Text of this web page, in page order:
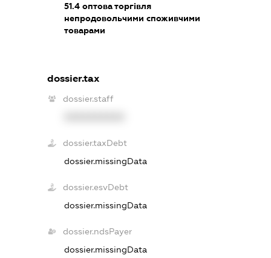
51.4оптова торгівля
непродовольчими споживчими
товарами
dossier.tax
dossier.staff
dossier.taxDebt
dossier.missingData
dossier.esvDebt
dossier.missingData
dossier.ndsPayer
dossier.missingData